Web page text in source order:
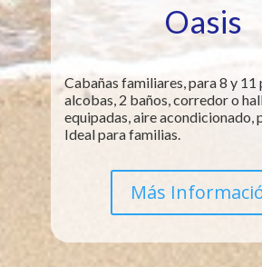
Oasis
Cabañas familiares, para 8 y 11
alcobas, 2 baños, corredor o
equipadas, aire acondicionado,
Ideal para familias.
Más